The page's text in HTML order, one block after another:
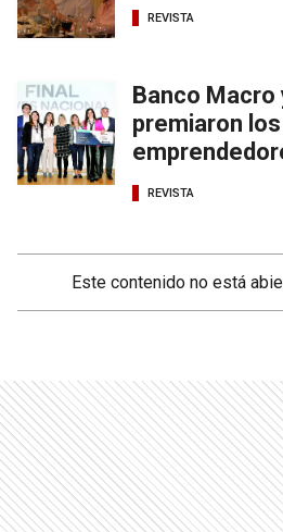
REVISTA
Banco Macro
premiaron
REVISTA
Este contenido no está